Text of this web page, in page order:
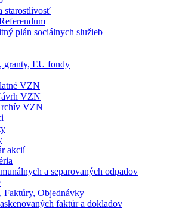
starostlivosť
plán sociálnych služieb
granty, EU fondy
VZN
VZN
VZN
akcií
a separovaných odpadov
Faktúry, Objednávky
faktúr a dokladov